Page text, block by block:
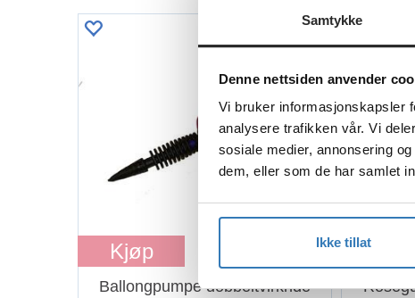
Samtykke
Denne nettsiden anvender
Vi bruker informasjonskapsler
analysere trafikken vår. Vi
sosiale medier, annonsering
dem, eller som de har samlet
Ikke tillat
Kjøp
Ballongpumpe dobbeltvirknde